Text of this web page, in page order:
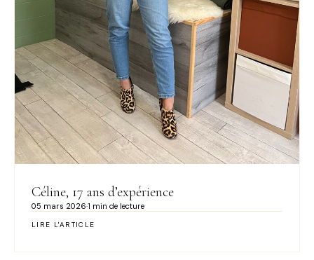
Céline, 17 ans d’expérience
05 mars 2026·1 min de lecture
LIRE L'ARTICLE